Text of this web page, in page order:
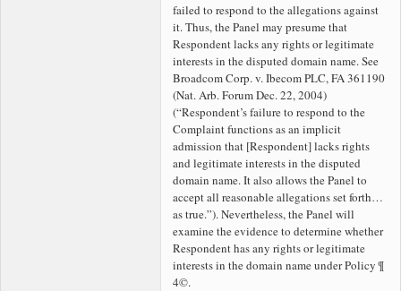
failed to respond to the allegations against
it. Thus, the Panel may presume that
Respondent lacks any rights or legitimate
interests in the disputed domain name. See
Broadcom Corp. v. Ibecom PLC, FA 361190
(Nat. Arb. Forum Dec. 22, 2004)
(“Respondent’s failure to respond to the
Complaint functions as an implicit
admission that [Respondent] lacks rights
and legitimate interests in the disputed
domain name. It also allows the Panel to
accept all reasonable allegations set forth…
as true.”). Nevertheless, the Panel will
examine the evidence to determine whether
Respondent has any rights or legitimate
interests in thedomain name under Policy ¶
4©.